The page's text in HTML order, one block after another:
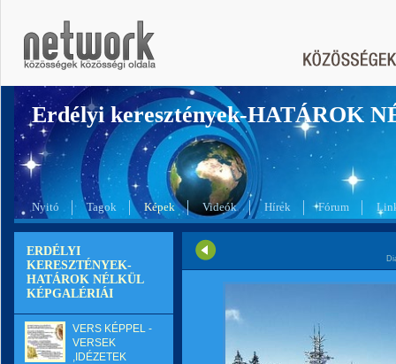
Erdélyi keresztények-HATÁROK
Nyitó Tagok Képek Videók Hírek Fórum
ERDÉLYI
KERESZTÉNYEK-
HATÁROK NÉLKÜL
KÉPGALÉRIÁI
VERS KÉPPEL -
VERSEK
,IDÉZETEK